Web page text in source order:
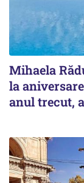
Mihaela
la
anul trecut,